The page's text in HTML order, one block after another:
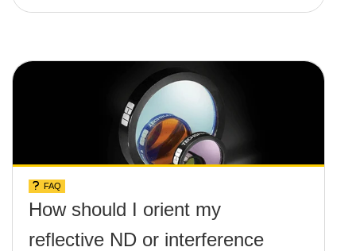
FAQ
How should I orient my
reflective ND or interference